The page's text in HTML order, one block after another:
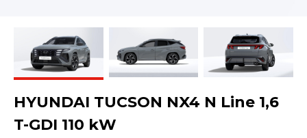
HYUNDAI TUCSON NX4 N Line 1,6
T-GDI 110 kW